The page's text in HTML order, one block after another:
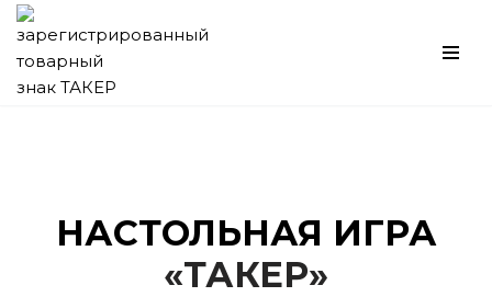
Перейти
к
НАСТОЛЬНАЯ ИГРА
«ТАКЕР»